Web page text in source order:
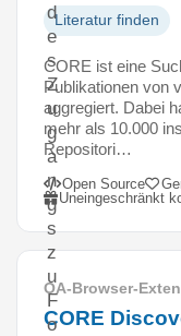
d
e
s
Z
u
g
a
n
g
s
z
u
F
o
Literatur finden
CORE ist eine
Publikationen von
aggregiert. Dabei
mehr als 10.000
Repositori…
Open Source
Uneingeschränkt
OA-Browser-
CORE